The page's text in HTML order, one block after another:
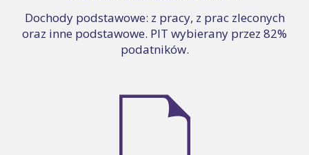
Dochody podstawowe: z pracy, z prac zleconych
oraz inne podstawowe. PIT wybierany przez 82%
podatników.